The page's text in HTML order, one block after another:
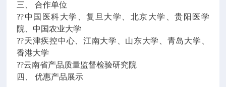
三、 合作单位
??中国医科大学、复旦大学、北京大学、贵阳医学
院、中国农业大学
??天津疾控中心、江南大学、山东大学、青岛大学、
香港大学
??云南省产品质量监督检验研究院
四、 优惠产品展示